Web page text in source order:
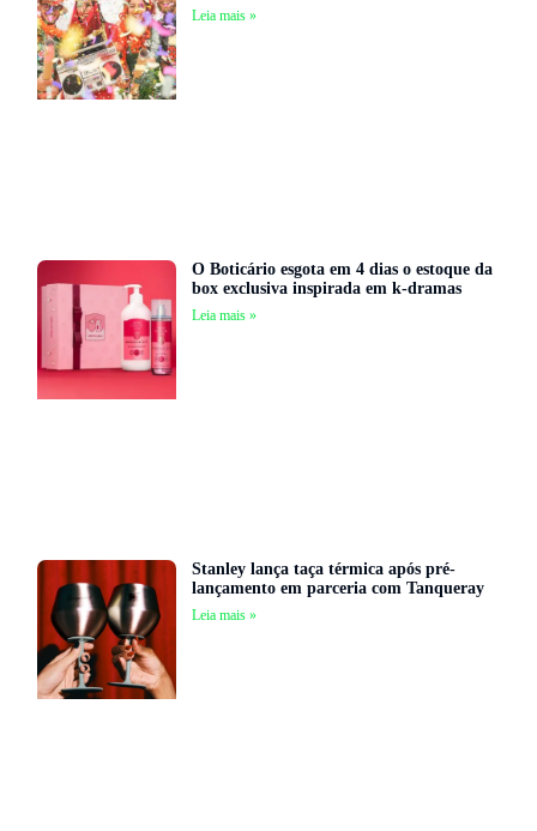
Leia mais »
O Boticário esgota em 4 dias o estoque da
box exclusiva inspirada em k-dramas
Leia mais »
Stanley lança taça térmica após pré-
lançamento em parceria com Tanqueray
Leia mais »